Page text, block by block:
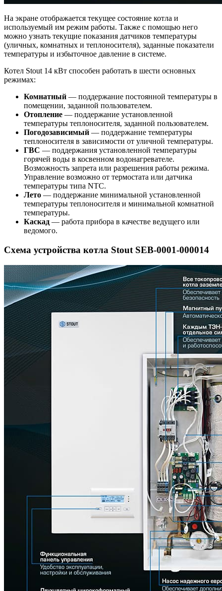
На экране отображается текущее состояние котла и
используемый им режим работы. Также с помощью него
можно узнать текущие показания датчиков температуры
(уличных, комнатных и теплоносителя), заданные показатели
температуры и избыточное давление в системе.
Котел Stout 14 кВт способен работать в шести основных
режимах:
Комнатный — поддержание постоянной температуры в
помещении, заданной пользователем.
Отопление — поддержание установленной
температуры теплоносителя, заданной пользователем.
Погодозависимый — поддержание температуры
теплоносителя в зависимости от уличной температуры.
ГВС — поддержания установленной температуры
горячей воды в косвенном водонагревателе.
Возможность запрета или разрешения работы режима.
Управление возможно от термостата или датчика
температуры типа NTC.
Лето — поддержание минимальной установленной
температуры теплоносителя и минимальной комнатной
температуры.
Каскад — работа прибора в качестве ведущего или
ведомого.
Схема устройства котла Stout SEB-0001-000014